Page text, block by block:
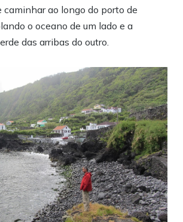
caminhar ao longo do porto de
o oceano de um lado e a
das arribas do outro.